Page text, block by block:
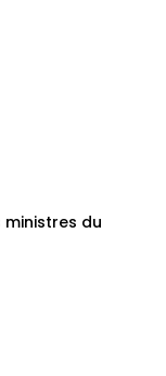
ministres du